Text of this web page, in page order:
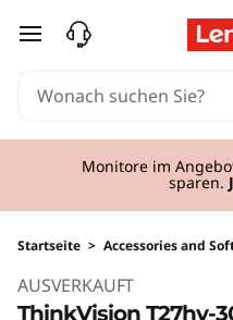
zum Hauptinhalt springen
Monitore im
sparen.
Startseite > Accessories and
AUSVERKAUFT
ThinkVision T27hv-